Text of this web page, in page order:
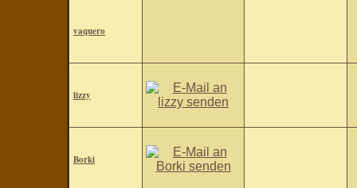
vaquero
lizzy
Borki